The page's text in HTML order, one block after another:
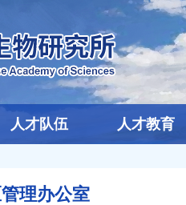
人才队伍 人才教育
理办公室